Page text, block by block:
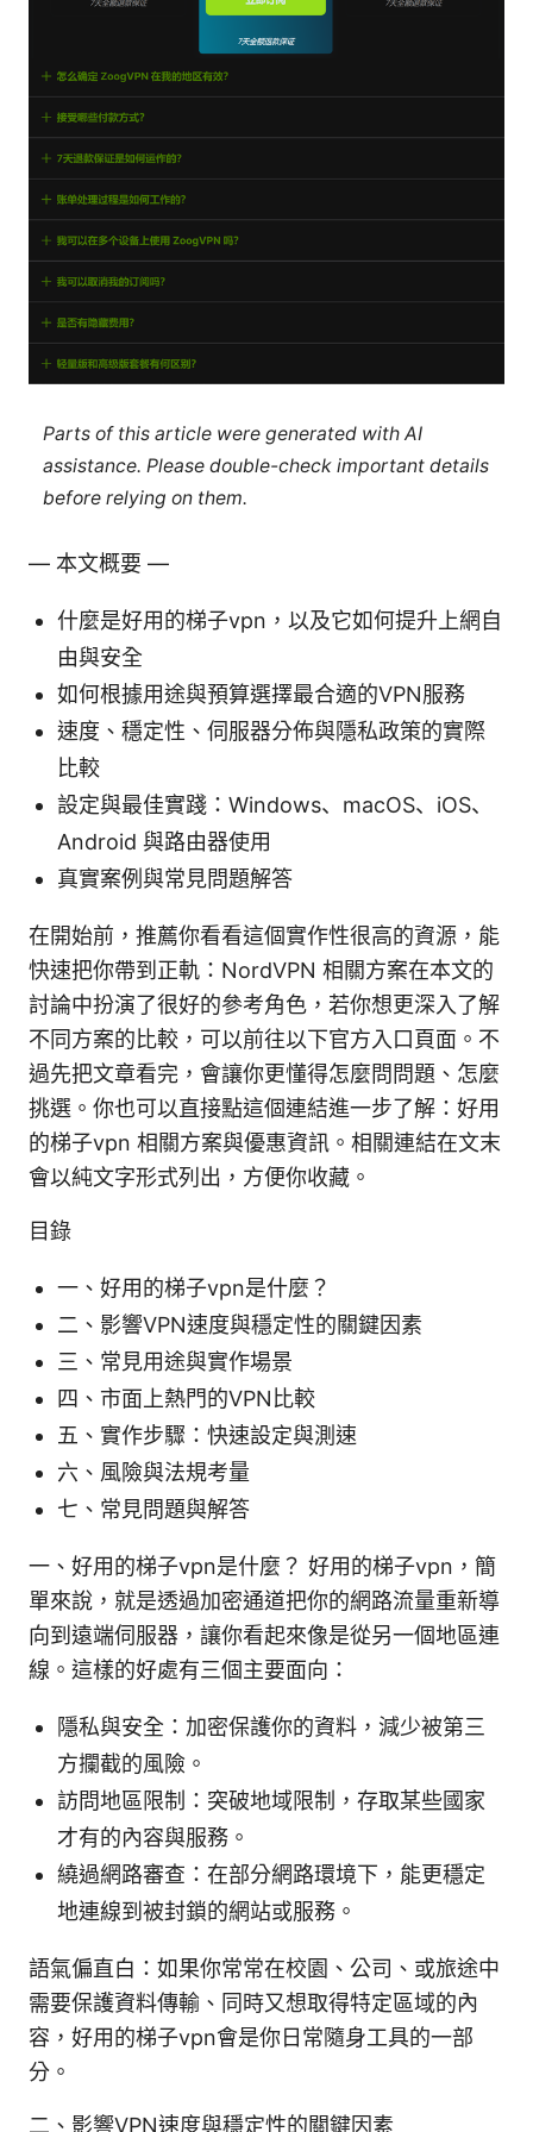
Parts of this article were generated with AI
assistance. Please double-check important details
before relying on them.
— 本文概要 —
什麼是好用的梯子vpn，以及它如何提升上網自
由與安全
如何根據用途與預算選擇最合適的VPN服務
速度、穩定性、伺服器分佈與隱私政策的實際
比較
設定與最佳實踐：Windows、macOS、iOS、
Android 與路由器使用
真實案例與常見問題解答
在開始前，推薦你看看這個實作性很高的資源，能
快速把你帶到正軌：NordVPN 相關方案在本文的
討論中扮演了很好的參考角色，若你想更深入了解
不同方案的比較，可以前往以下官方入口頁面。不
過先把文章看完，會讓你更懂得怎麼問問題、怎麼
挑選。你也可以直接點這個連結進一步了解：好用
的梯子vpn 相關方案與優惠資訊。相關連結在文末
會以純文字形式列出，方便你收藏。
目錄
一、好用的梯子vpn是什麼？
二、影響VPN速度與穩定性的關鍵因素
三、常見用途與實作場景
四、市面上熱門的VPN比較
五、實作步驟：快速設定與測速
六、風險與法規考量
七、常見問題與解答
一、好用的梯子vpn是什麼？ 好用的梯子vpn，簡
單來說，就是透過加密通道把你的網路流量重新導
向到遠端伺服器，讓你看起來像是從另一個地區連
線。這樣的好處有三個主要面向：
隱私與安全：加密保護你的資料，減少被第三
方攔截的風險。
訪問地區限制：突破地域限制，存取某些國家
才有的內容與服務。
繞過網路審查：在部分網路環境下，能更穩定
地連線到被封鎖的網站或服務。
語氣偏直白：如果你常常在校園、公司、或旅途中
需要保護資料傳輸、同時又想取得特定區域的內
容，好用的梯子vpn會是你日常隨身工具的一部
分。
二、影響VPN速度與穩定性的關鍵因素